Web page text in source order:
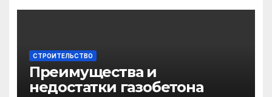
СТРОИТЕЛЬСТВО
Преимущества и
недостатки газобетона